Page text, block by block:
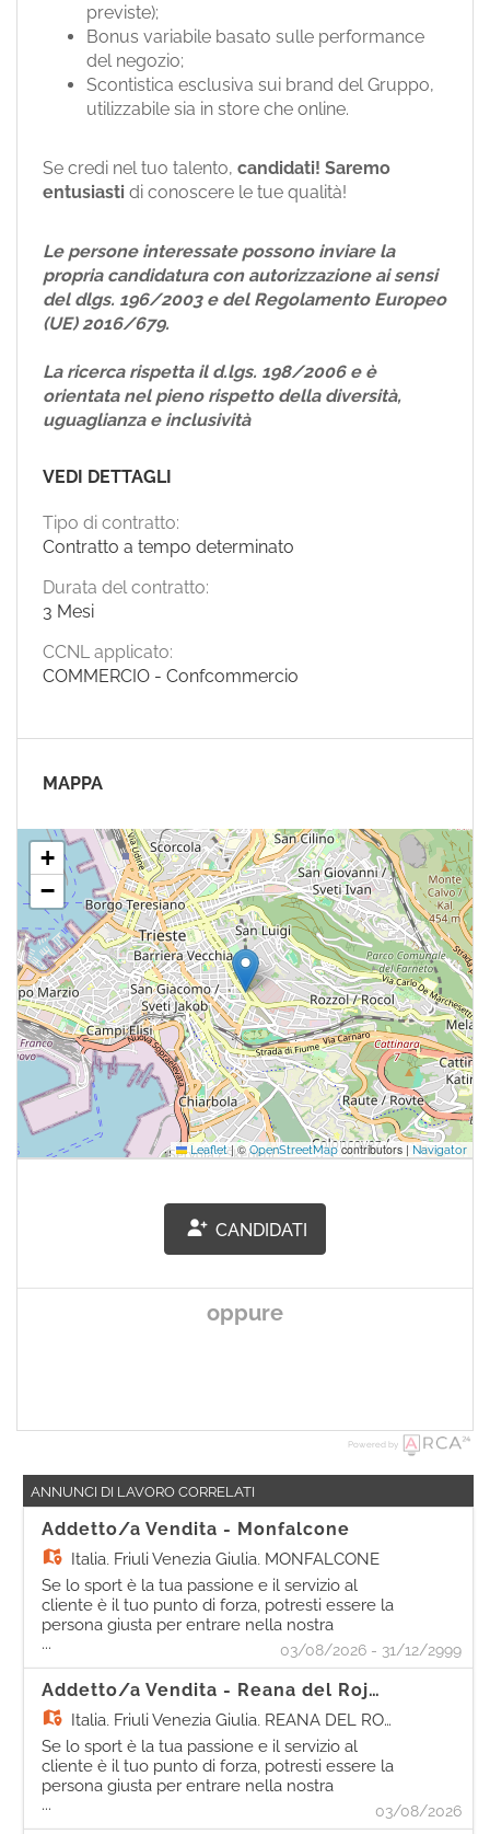
previste);
Bonus variabile basato sulle performance
del negozio;
Scontistica esclusiva sui brand del Gruppo,
utilizzabile sia in store che online.
Se credi nel tuo talento, candidati! Saremo
entusiasti di conoscere le tue qualità!
Le persone interessate possono inviare la
propria candidatura con autorizzazione ai sensi
del dlgs. 196/2003 e del Regolamento Europeo
(UE) 2016/679.
La ricerca rispetta il d.lgs. 198/2006 e è
orientata nel pieno rispetto della diversità,
uguaglianza e inclusività
VEDI DETTAGLI
Tipo di contratto:
Contratto a tempo determinato
Durata del contratto:
3 Mesi
CCNL applicato:
COMMERCIO - Confcommercio
MAPPA
+
−
Leaflet |©OpenStreetMapcontributors | Navigator
CANDIDATI
oppure
Powered by
ANNUNCI DI LAVORO CORRELATI
Addetto/a Vendita - Monfalcone
Italia, Friuli Venezia Giulia, MONFALCONE
Se lo sport è la tua passione e il servizio al
cliente è il tuo punto di forza, potresti essere la
persona giusta per entrare nella nostra
squadra. Come Sales Assistant, sarai
protagonista nell'accogliere i clienti e
supportarli durante l'acquisto in piano vendita.
Le tue attività - Accoglierai i clienti mettendo la
tua passione sportiva al loro servizio,
garantendo una Customer Experience di alta
qualità; - Gestirai gli stock di reparto e il
riassortimento dell'area vendita garantendo la
... 03/08/2026 - 31/12/2999
Addetto/a Vendita - Reana del Rojale (UD)
Italia, Friuli Venezia Giulia, REANA DEL ROJALE
Se lo sport è la tua passione e il servizio al
cliente è il tuo punto di forza, potresti essere la
persona giusta per entrare nella nostra
squadra. Come Sales Assistant, sarai
protagonista nell'accogliere i clienti e
... 03/08/2026